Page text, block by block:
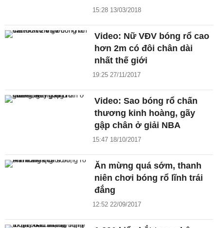
15:28 13/03/2018
Video: Nữ VĐV bóng rổ cao
hơn 2m có đôi chân dài
nhất thế giới
19:25 27/11/2017
Video: Sao bóng rổ chấn
thương kinh hoàng, gãy
gập chân ở giải NBA
15:47 18/10/2017
Ăn mừng quá sớm, thanh
niên chơi bóng rổ lĩnh trái
đắng
12:52 22/09/2017